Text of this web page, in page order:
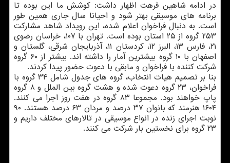
در ادامه شاهین فرهت اظهار داشت: كوشش ما این بوده تا
برنامه های موسیقی بهتر شود و احیانا سال جاری همین طور
است. به دنبال فراخوان اعلام شده، این رویداد شاهد مشاركت
۲۵۳ گروه از ۲۵ استان بوده است. تهران با ۱۰۷، خراسان رضوی
۲۱، فارس ۱۳، البرز ۱۲، كردستان ۱۱، آذربایجان شرقی، گلستان و
اصفهان با ۱۰ گروه بیشترین آمار را داشته اند. بیشتر از ۶۰ گروه
شركت كننده با فراخوان و مابقی با دعوت حضور پیدا كردند.
بنا بر تصمیم هیات انتخاب، گروه های جدول شامل ۳۴ گروه با
فراخوان، ۲۳ گروه دعوت شده و هشت گروه بین الملل و ۸ گروه
پاپ خواهند بود. مجموعا ۸۳ گروه در هفت روز اجرا می كنند.
۱۶۰۴ هنرمند كه بانوان ۳۷ درصد و مردان ۶۳ درصد هستند. ۹۰
نوبت اجرای زنده در انواع موسیقی در تالارهای مختلف داریم و
۲۳ گروه برای نخستین بار شركت می كنند.